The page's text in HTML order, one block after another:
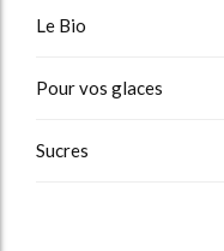
Le Bio
Pour vos glaces
Sucres